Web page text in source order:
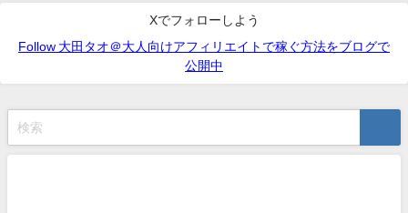
Xでフォローしよう
Follow 大田タオ＠大人向けアフィリエイトで稼ぐ方法をブログで
公開中